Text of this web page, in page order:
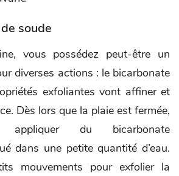
soude
vous possédez peut-être un
diverses actions : le bicarbonate
exfoliantes vont affiner et
Dès lors que la plaie est fermée,
du bicarbonate
dans une petite quantité d’eau.
mouvements pour exfolier la